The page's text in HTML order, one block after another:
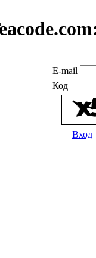
E-mail
Код
Вход